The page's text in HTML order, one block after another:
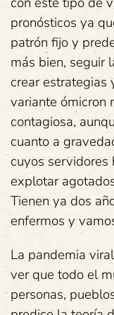
pronósticos ya
patrón fijo y
más bien, seguir
crear estrategias
variante ómicron
contagiosa,
cuanto a
cuyos servidores
explotar
Tienen ya dos
enfermos y
La pandemia
ver que todo el
personas,